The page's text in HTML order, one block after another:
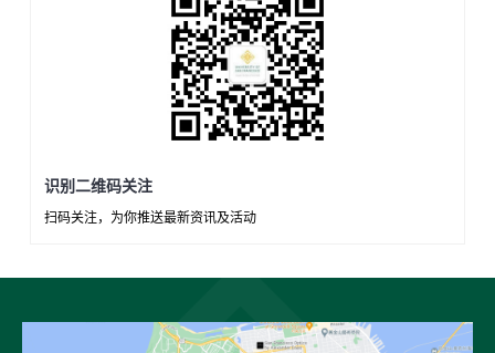
识别二维码关注
扫码关注，为你推送最新资讯及活动